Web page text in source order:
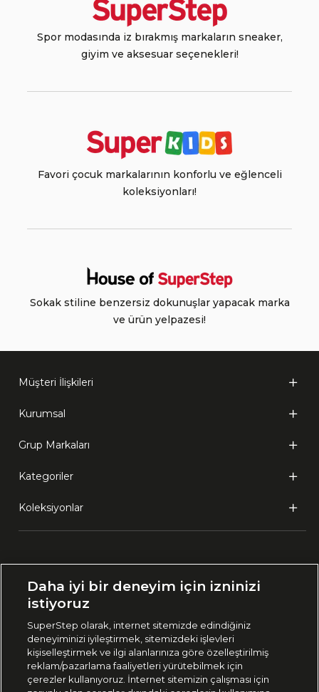
Spor modasında iz bırakmış markaların sneaker,
giyim ve aksesuar seçenekleri!
Favori çocuk markalarının konforlu ve eğlenceli
koleksiyonları!
Sokak stiline benzersiz dokunuşlar yapacak marka
ve ürün yelpazesi!
Müşteri İlişkileri
Kurumsal
Grup Markaları
Kategoriler
Koleksiyonlar
🇹🇷 Türkiye
444 37 36
Daha iyi bir deneyim için izninizi
istiyoruz
SuperStep olarak, internet sitemizde edindiğiniz
deneyiminizi iyileştirmek, sitemizdeki işlevleri
kişiselleştirmek ve ilgi alanlarınıza göre özelleştirilmiş
reklam/pazarlama faaliyetleri yürütebilmek için
çerezler kullanıyoruz. İnternet sitemizin çalışması için